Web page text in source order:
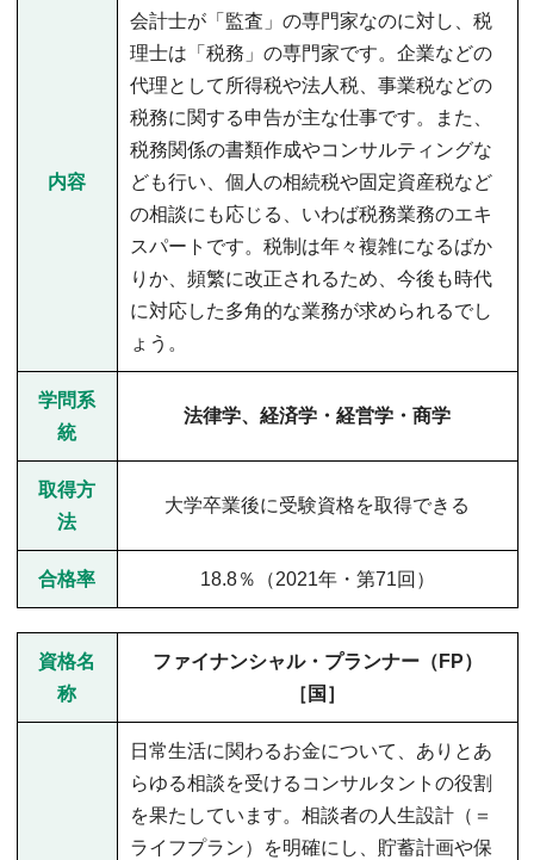
内容
会計士が「監査」の専門家なのに対し、税
理士は「税務」の専門家です。企業などの
代理として所得税や法人税、事業税などの
税務に関する申告が主な仕事です。また、
税務関係の書類作成やコンサルティングな
ども行い、個人の相続税や固定資産税など
の相談にも応じる、いわば税務業務のエキ
スパートです。税制は年々複雑になるばか
りか、頻繁に改正されるため、今後も時代
に対応した多角的な業務が求められるでし
ょう。
学問系
統
法律学、経済学・経営学・商学
取得方
法
大学卒業後に受験資格を取得できる
合格率 18.8％（2021年・第71回）
資格名
称
ファイナンシャル・プランナー（FP）
［国］
日常生活に関わるお金について、ありとあ
らゆる相談を受けるコンサルタントの役割
を果たしています。相談者の人生設計（＝
ライフプラン）を明確にし、貯蓄計画や保